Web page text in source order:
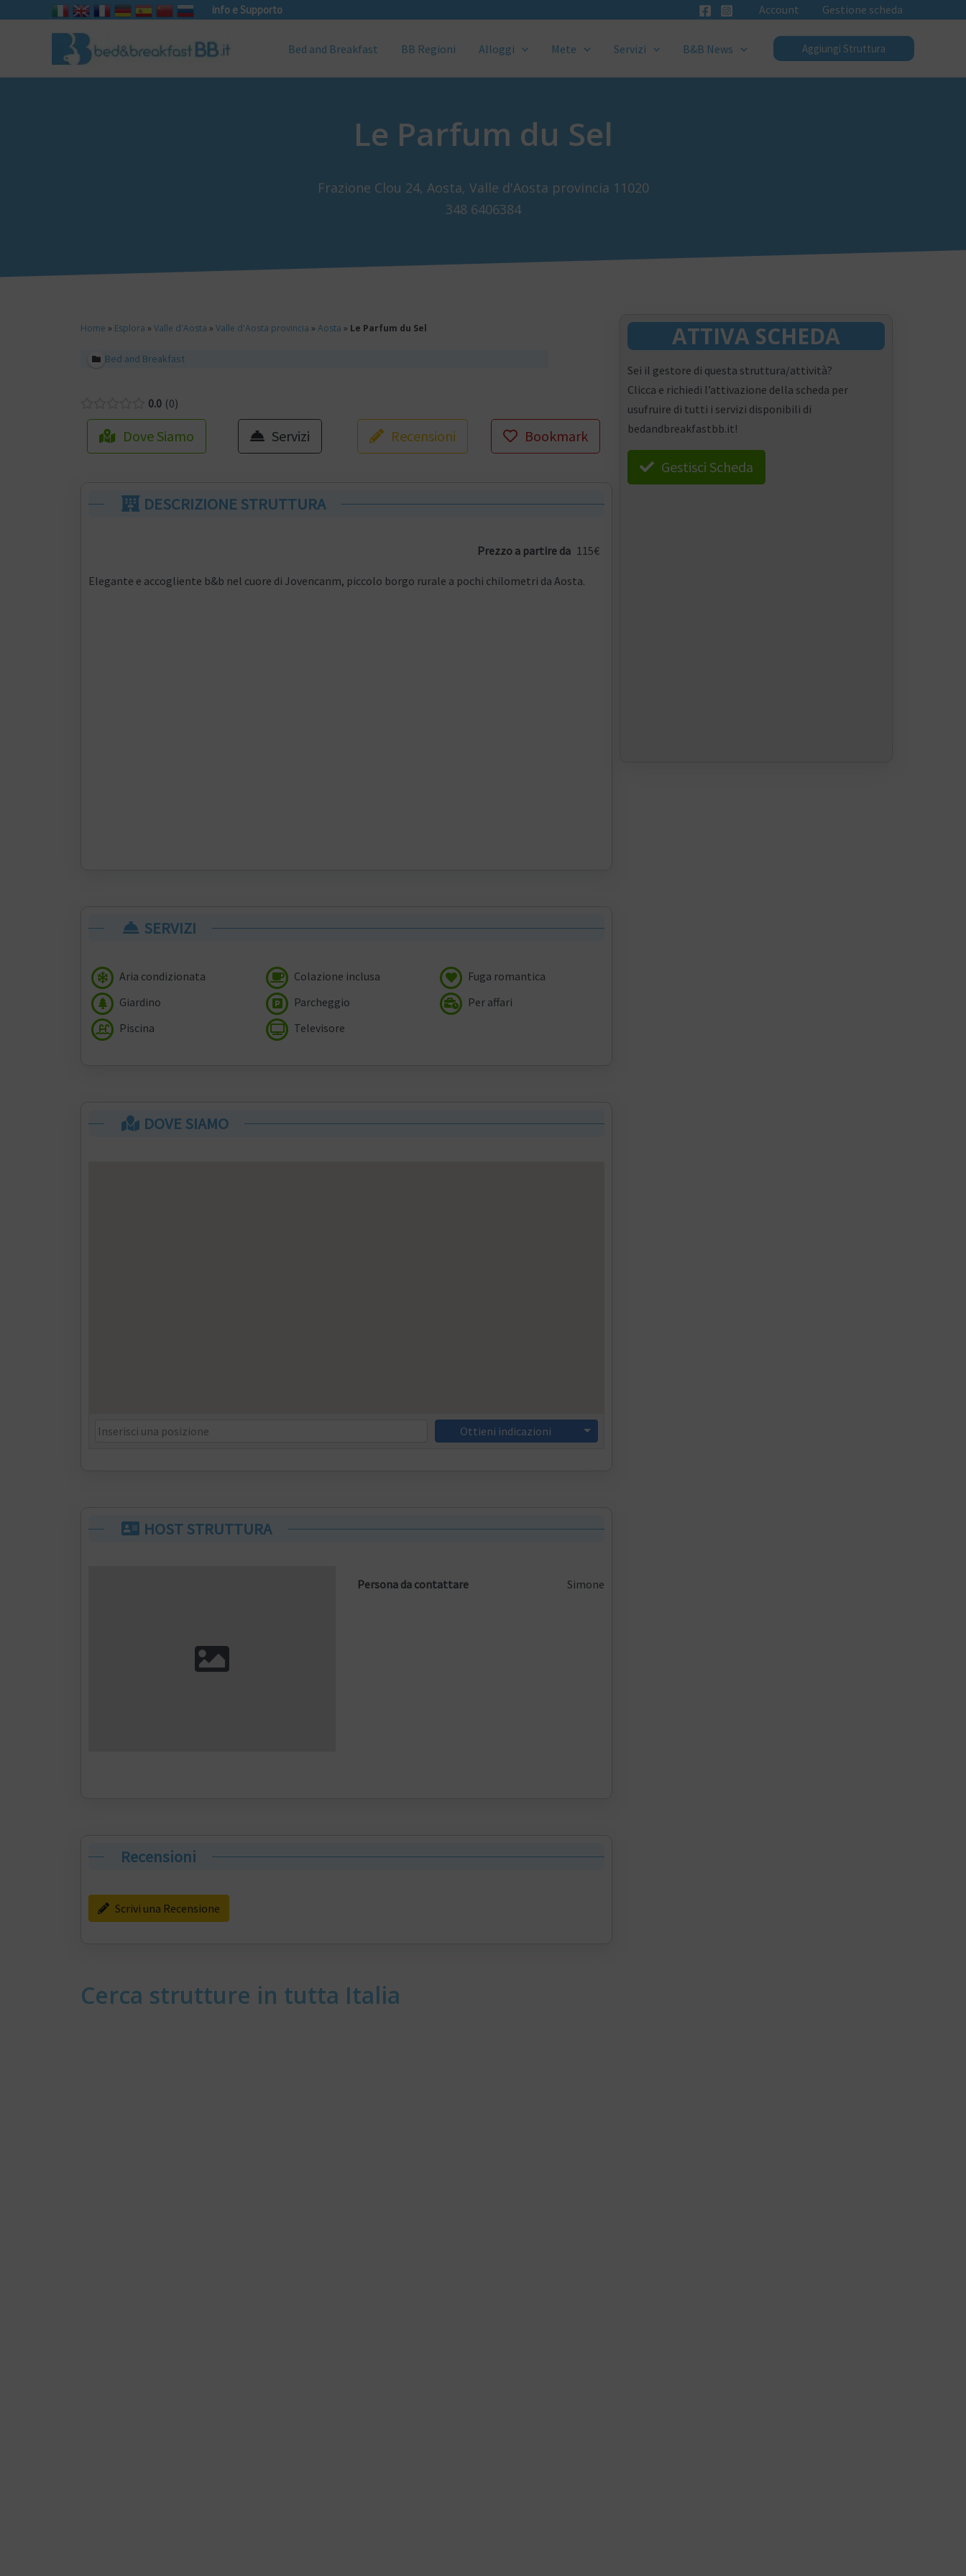
info e Supporto Account Gestione scheda
Bed and Breakfast BB Regioni Alloggi Mete Servizi B&B News Aggiungi Struttura
Le Parfum du Sel
Frazione Clou 24, Aosta, Valle d'Aosta provincia 11020
348 6406384
Home » Esplora » Valle d'Aosta » Valle d'Aosta provincia » Aosta » Le Parfum du Sel
Bed and Breakfast
0.0 0
Dove Siamo Servizi Recensioni Bookmark
DESCRIZIONE STRUTTURA
Prezzo a partire da 115€
Elegante e accogliente b&b nel cuore di Jovencanm, piccolo borgo rurale a pochi chilometri da Aosta.
SERVIZI
Aria condizionata Colazione inclusa
Fuga romantica
Giardino
Parcheggio
Per affari
Piscina
Televisore
DOVE SIAMO
Ottieni indicazioni
HOST STRUTTURA
Persona da contattare Simone
Recensioni
Scrivi una Recensione
Cerca strutture in tutta Italia
ATTIVA SCHEDA
Sei il gestore di questa struttura/attività?
Clicca e richiedi l’attivazione della scheda per
usufruire di tutti i servizi disponibili di
bedandbreakfastbb.it!
Gestisci Scheda